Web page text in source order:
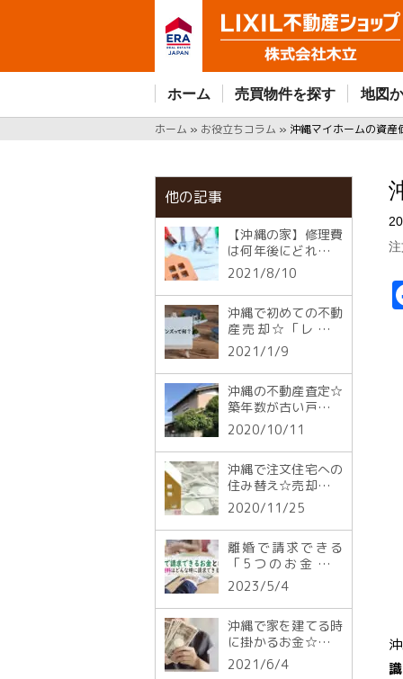
ホーム 売買物件を探す 地図
ホーム » お役立ちコラム » 沖縄マイホームの資
識
他の記事
【沖縄の家】修理費
は何年後にどれくら
い掛かる？(建築編)
2021/8/10
沖縄で初めての不動
産売却☆「レイン
ズ」って何？
2021/1/9
沖縄の不動産査定☆
築年数が古い戸建て
を売却するポイント
2020/10/11
沖縄で注文住宅への
住み替え☆売却や購
入に掛かる税金
2020/11/25
離婚で請求できる
「5つのお金」と
は？慰謝料はどんな
時に請求できる？
2023/5/4
沖縄で家を建てる時
に掛かるお金☆「別
途工事費」とは？
2021/6/4